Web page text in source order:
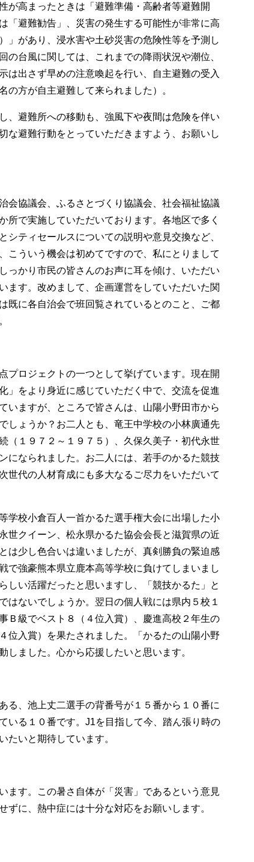
高まったときは「避難準備・高齢者等避難開
「避難勧告」、災害の発生する可能性が非常に高
」があり、浸水害や土砂災害の危険性等を予測し
台風に関しては、これまでの降雨状況や潮位、
は出さず早めの注意喚起を行い、自主避難の受入
方が自主避難して来られました）。
避難所への移動も、強風下や夜間は危険を伴い
な避難行動をとっていただきますよう、お願いし
協議会、ふるさとづくり協議会、社会福祉協議
で実施していただいております。各地区で多く
ティセールスについての説明や意見交換など、
こういう機会は初めてですので、私にとりまして
っかり市民の皆さんのお声に耳を傾け、いただい
ます。改めまして、企画運営をしていただいた関
既に各自治会で班回覧されているとのこと、ご都
ロジェクトの一つとして挙げています。現在開
」をより身近に感じていただく中で、交流を促進
いますが、ところで皆さんは、山陽小野田市から
しょうか？お二人とも、竜王中学校の小林廣通先
（１９７２～１９７５）、久保久美子・初代永世
になられました。お二人には、若手のかるた競技
世代の人材育成にも多大なるご尽力をいただいて
校小倉百人一首かるた選手権大会に出場した小
世クイーン、松永県かるた協会会長と滋賀県の近
は少し色合いは違いましたが、真剣勝負の緊迫感
で強豪熊本県立鹿本高等学校に負けてしまいまし
しい活躍だったと思いますし、「競技かるた」と
ないでしょうか。翌日の個人戦には県内５校１
Ｂ級でベスト８（４位入賞）、慶進高校２年生の
位入賞）を果たされました。「かるたの山陽小野
しました。心から応援したいと思います。
、池上丈二選手の背番号が１５番から１０番に
いる１０番です。J1を目指して今、踏ん張り時の
たいと期待しています。
す。この暑さ自体が「災害」であるという意見
ずに、熱中症には十分な対応をお願いします。